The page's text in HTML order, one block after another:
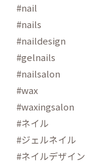
#nail
#nails
#naildesign
#gelnails
#nailsalon
#wax
#waxingsalon
#ネイル
#ジェルネイル
#ネイルデザイン